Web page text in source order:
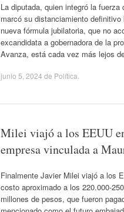
La diputada, quien integró la
marcó su distanciamiento
nueva fórmula jubilatoria, que no
excandidata a gobernadora de la
Avanza, está cada vez más lejos
junio 5, 2024 de Política
Milei viajó a los EEUU
empresa vinculada a
Finalmente Javier Milei viajó a los
costo aproximado a los 220.000-
millones de pesos, que fueron